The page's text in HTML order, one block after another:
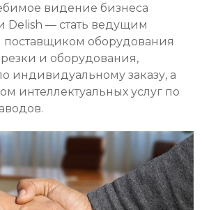
видение бизнеса
Delish — стать ведущим
оборудования
и оборудования,
индивидуальному заказу, а
интеллектуальных услуг по